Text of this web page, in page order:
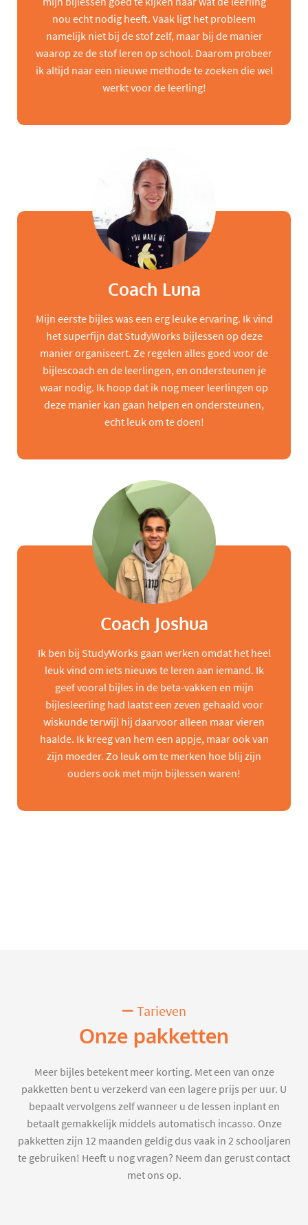
nou echt nodig heeft. Vaak ligt het probleem
namelijk niet bij de stof zelf, maar bij de manier
waarop ze de stof leren op school. Daarom probeer
ik altijd naar een nieuwe methode te zoeken die wel
werkt voor de leerling!
Coach Luna
Mijn eerste bijles was een erg leuke ervaring. Ik vind
het superfijn dat StudyWorks bijlessen op deze
manier organiseert. Ze regelen alles goed voor de
bijlescoach en de leerlingen, en ondersteunen je
waar nodig. Ik hoop dat ik nog meer leerlingen op
deze manier kan gaan helpen en ondersteunen,
echt leuk om te doen!
Coach Joshua
Ik ben bij StudyWorks gaan werken omdat het heel
leuk vind om iets nieuws te leren aan iemand. Ik
geef vooral bijles in de beta-vakken en mijn
bijlesleerling had laatst een zeven gehaald voor
wiskunde terwijl hij daarvoor alleen maar vieren
haalde. Ik kreeg van hem een appje, maar ook van
zijn moeder. Zo leuk om te merken hoe blij zijn
ouders ook met mijn bijlessen waren!
Tarieven
Onze pakketten
Meer bijles betekent meer korting. Met een van onze
pakketten bent u verzekerd van een lagere prijs per uur. U
bepaalt vervolgens zelf wanneer u de lessen inplant en
betaalt gemakkelijk middels automatisch incasso. Onze
pakketten zijn 12 maanden geldig dus vaak in 2 schooljaren
te gebruiken! Heeft u nog vragen? Neem dan gerust contact
met ons op.